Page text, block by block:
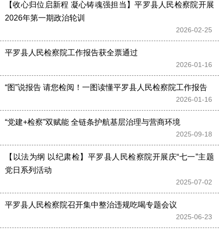
【收心归位启新程 凝心铸魂强担当】平罗县人民检察院开展
2026年第一期政治轮训
2026-02-25
平罗县人民检察院工作报告获全票通过
2026-01-16
“图”说报告 请您检阅！一图读懂平罗县人民检察院工作报告
2026-01-16
“党建+检察”双赋能 全链条护航基层治理与营商环境
2025-09-18
【以法为纲 以纪肃检】平罗县人民检察院开展庆“七一”主题
党日系列活动
2025-07-02
平罗县人民检察院召开集中整治违规吃喝专题会议
2025-06-23